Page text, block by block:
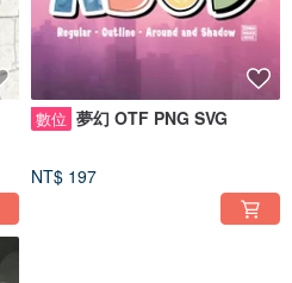
數位 夢幻 OTF PNG SVG
NT$ 197